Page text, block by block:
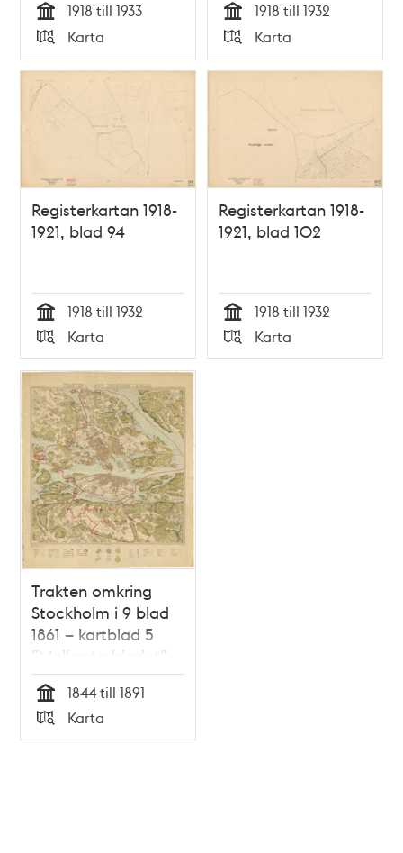
Tid
1918 till 1933
Typ
Karta Tid
1918 till 1932
Typ
Karta
Registerkartan 1918-
1921, blad 94
Tid
1918 till 1932
Typ
Karta
Registerkartan 1918-
1921, blad 102
Tid
1918 till 1932
Typ
Karta
Trakten omkring
Stockholm i 9 blad
1861 – kartblad 5
”Mellersta bladet”,
översett 1891
Tid
1844 till 1891
Typ
Karta